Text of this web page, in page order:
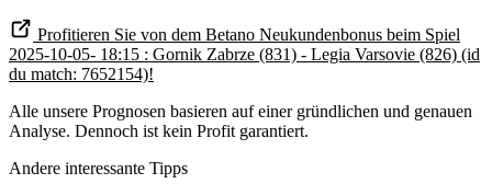
Profitieren Sie von dem Betano Neukundenbonus beim Spiel
2025-10-05- 18:15 : Gornik Zabrze (831) - Legia Varsovie (826) (id
du match: 7652154)!
Alle unsere Prognosen basieren auf einer gründlichen und genauen
Analyse. Dennoch ist kein Profit garantiert.
Andere interessante Tipps